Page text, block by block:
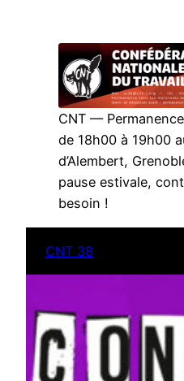
CNT —
de 18h00 à 19h00
d’Alembert,
pause estivale,
besoin !
CNT 38